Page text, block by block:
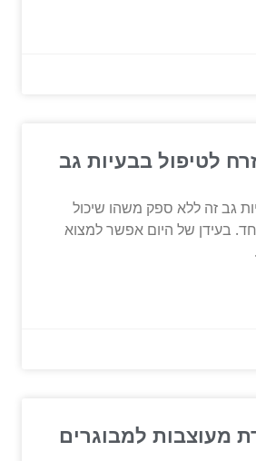
לטיפול בבעיות גב
גב זה ללא ספק משהו שיכול
בעידן של היום אפשר למצוא
מעוצבות למבוגרים